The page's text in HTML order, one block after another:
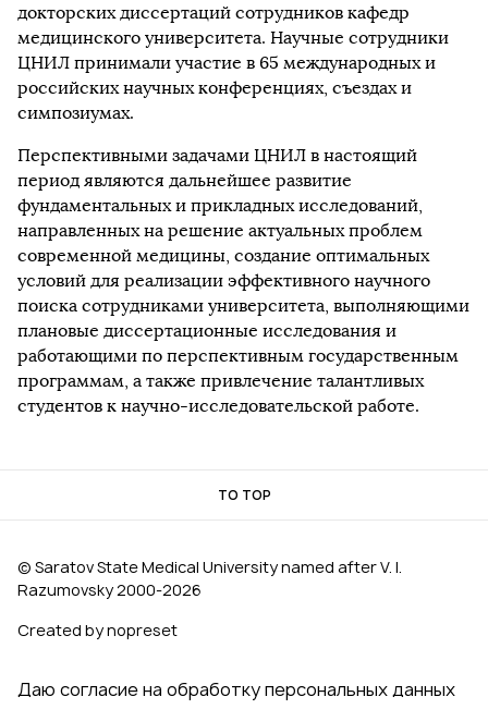
докторских диссертаций сотрудников кафедр
медицинского университета. Научные сотрудники
ЦНИЛ принимали участие в 65 международных и
российских научных конференциях, съездах и
симпозиумах.
Перспективными задачами ЦНИЛ в настоящий
период являются дальнейшее развитие
фундаментальных и прикладных исследований,
направленных на решение актуальных проблем
современной медицины, создание оптимальных
условий для реализации эффективного научного
поиска сотрудниками университета, выполняющими
плановые диссертационные исследования и
работающими по перспективным государственным
программам, а также привлечение талантливых
студентов к научно-исследовательской работе.
TO TOP
© Saratov State Medical University named after V. I.
Razumovsky 2000‑2026
Created by nopreset
Даю согласие на обработку персональных данных